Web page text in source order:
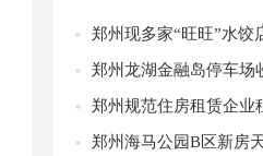
郑州现多家“旺旺”水饺
郑州龙湖金融岛停车场
郑州规范住房租赁企业
郑州海马公园B区新房